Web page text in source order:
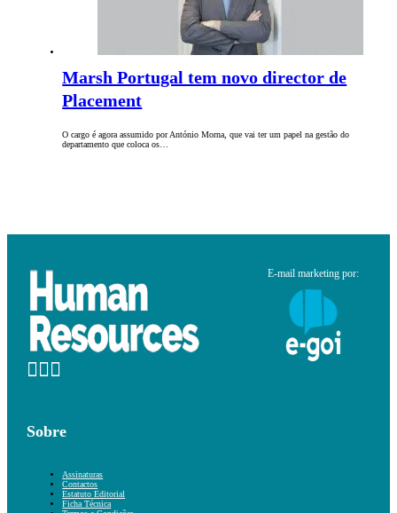
Marsh Portugal tem novo director de
Placement
O cargo é agora assumido por António Morna, que vai ter um papel na gestão do
departamento que coloca os…
E-mail marketing por:
Sobre
Assinaturas
Contactos
Estatuto Editorial
Ficha Técnica